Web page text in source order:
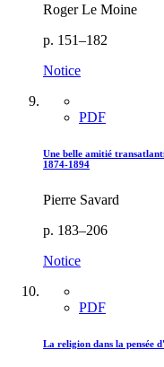
Roger Le Moine
p. 151–182
Notice
PDF
Une belle amitié
1874-1894
Pierre Savard
p. 183–206
Notice
PDF
La religion dans la pensée